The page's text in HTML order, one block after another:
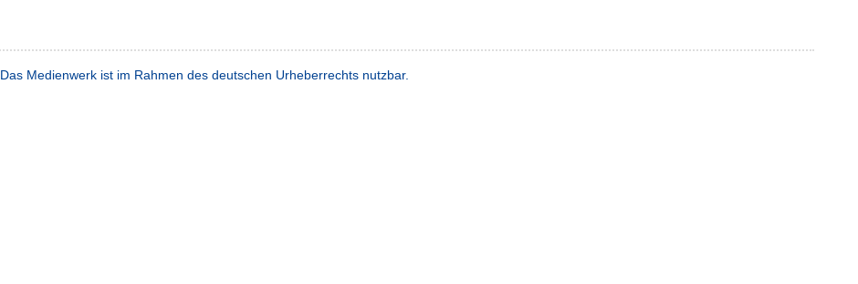
Das Medienwerk ist im Rahmen des deutschen Urheberrechts nutzbar.